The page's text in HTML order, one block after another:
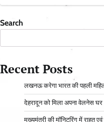
Search
Recent Posts
लखनऊ करेगा भारत की पहली
देहरादून को मिला अपना वेलनेस घर
मुख्यमंत्री की मॉनिटरिंग में राहत